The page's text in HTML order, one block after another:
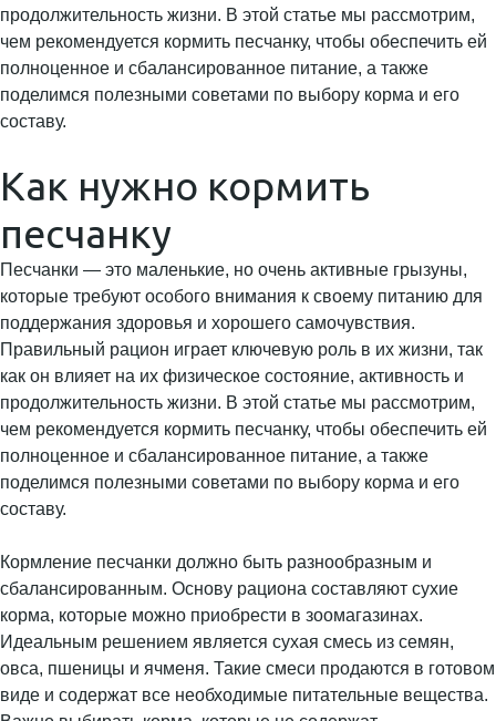
продолжительность жизни. В этой статье мы рассмотрим,
чем рекомендуется кормить песчанку, чтобы обеспечить ей
полноценное и сбалансированное питание, а также
поделимся полезными советами по выбору корма и его
составу.
Как нужно кормить
песчанку
Песчанки — это маленькие, но очень активные грызуны,
которые требуют особого внимания к своему питанию для
поддержания здоровья и хорошего самочувствия.
Правильный рацион играет ключевую роль в их жизни, так
как он влияет на их физическое состояние, активность и
продолжительность жизни. В этой статье мы рассмотрим,
чем рекомендуется кормить песчанку, чтобы обеспечить ей
полноценное и сбалансированное питание, а также
поделимся полезными советами по выбору корма и его
составу.
Кормление песчанки должно быть разнообразным и
сбалансированным. Основу рациона составляют сухие
корма, которые можно приобрести в зоомагазинах.
Идеальным решением является сухая смесь из семян,
овса, пшеницы и ячменя. Такие смеси продаются в готовом
виде и содержат все необходимые питательные вещества.